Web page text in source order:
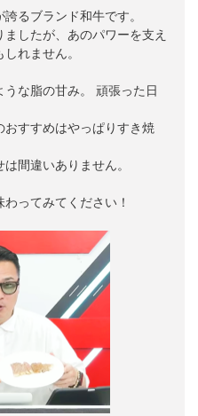
るブランド和牛です。
したが、あのパワーを支え
れません。
な脂の甘み。 頑張った日
すすめはやっぱりすき焼
間違いありません。
ってみてください！